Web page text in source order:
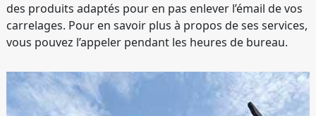
des produits adaptés pour en pas enlever l’émail de vos
carrelages. Pour en savoir plus à propos de ses services,
vous pouvez l’appeler pendant les heures de bureau.